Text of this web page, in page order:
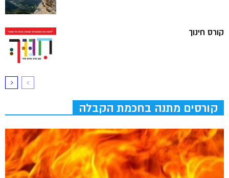
קורס חינוך
קורסים מתנה בחכמת הקבלה